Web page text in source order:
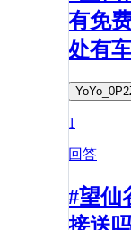
有免
处有
1
回答
#望仙
接送